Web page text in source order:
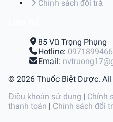
Chính sách đổi trả
85 Vũ Trọng Phụng
Hotline: 0971899466
Email:
© 2026 Thuốc Biệt Dược. All
Điều khoản sử dụng | Chính
thanh toán | Chính sách đổi